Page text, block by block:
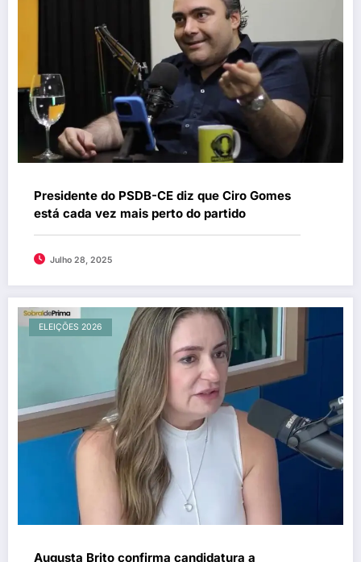
Presidente do PSDB-CE diz que Ciro Gomes
está cada vez mais perto do partido
Julho 28, 2025
ELEIÇÕES 2026
Augusta Brito confirma candidatura a